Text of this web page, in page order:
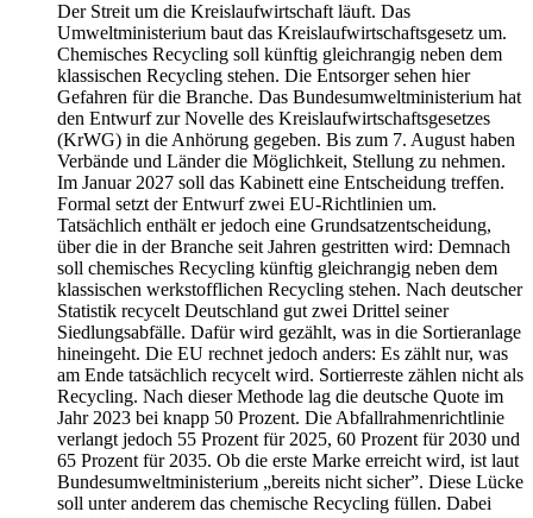
Der Streit um die Kreislaufwirtschaft läuft. Das
Umweltministerium baut das Kreislaufwirtschaftsgesetz um.
Chemisches Recycling soll künftig gleichrangig neben dem
klassischen Recycling stehen. Die Entsorger sehen hier
Gefahren für die Branche. Das Bundesumweltministerium hat
den Entwurf zur Novelle des Kreislaufwirtschaftsgesetzes
(KrWG) in die Anhörung gegeben. Bis zum 7. August haben
Verbände und Länder die Möglichkeit, Stellung zu nehmen.
Im Januar 2027 soll das Kabinett eine Entscheidung treffen.
Formal setzt der Entwurf zwei EU-Richtlinien um.
Tatsächlich enthält er jedoch eine Grundsatzentscheidung,
über die in der Branche seit Jahren gestritten wird: Demnach
soll chemisches Recycling künftig gleichrangig neben dem
klassischen werkstofflichen Recycling stehen. Nach deutscher
Statistik recycelt Deutschland gut zwei Drittel seiner
Siedlungsabfälle. Dafür wird gezählt, was in die Sortieranlage
hineingeht. Die EU rechnet jedoch anders: Es zählt nur, was
am Ende tatsächlich recycelt wird. Sortierreste zählen nicht als
Recycling. Nach dieser Methode lag die deutsche Quote im
Jahr 2023 bei knapp 50 Prozent. Die Abfallrahmenrichtlinie
verlangt jedoch 55 Prozent für 2025, 60 Prozent für 2030 und
65 Prozent für 2035. Ob die erste Marke erreicht wird, ist laut
Bundesumweltministerium „bereits nicht sicher”. Diese Lücke
soll unter anderem das chemische Recycling füllen. Dabei